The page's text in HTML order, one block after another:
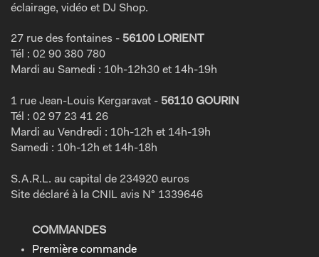
éclairage, vidéo et DJ Shop.
27 rue des fontaines - 56100 LORIENT
Tél : 02 90 380 780
Mardi au Samedi : 10h-12h30 et 14h-19h
1 rue Jean-Louis Kergaravat - 56110 GOURIN
Tél : 02 97 23 41 26
Mardi au Vendredi : 10h-12h et 14h-19h
Samedi : 10h-12h et 14h-18h
S.A.R.L. au capital de 234920 euros
Site déclaré à la CNIL avis N° 1339646
COMMANDES
Première commande